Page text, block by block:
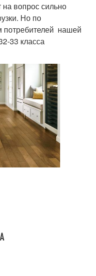
на вопрос сильно
Но по
потребителей нашей
33 класса